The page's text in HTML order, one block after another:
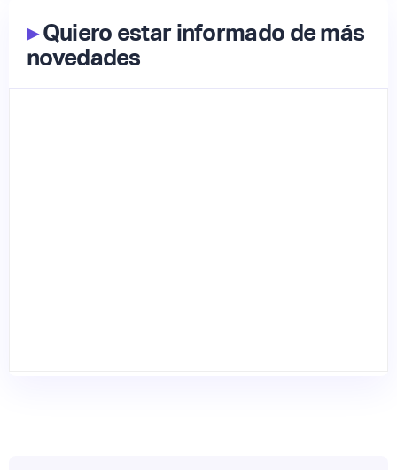
▸Quiero estar informado de más
novedades